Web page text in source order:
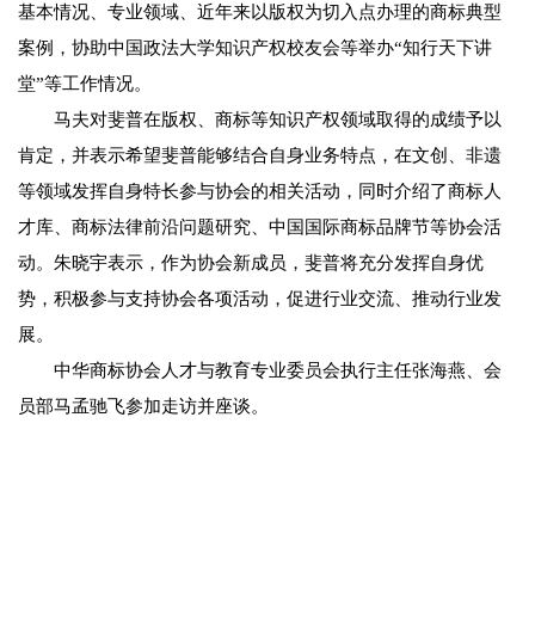
基本情况、专业领域、近年来以版权为切入点办理的商标典型
案例，协助中国政法大学知识产权校友会等举办“知行天下讲
堂”等工作情况。
马夫对斐普在版权、商标等知识产权领域取得的成绩予以
肯定，并表示希望斐普能够结合自身业务特点，在文创、非遗
等领域发挥自身特长参与协会的相关活动，同时介绍了商标人
才库、商标法律前沿问题研究、中国国际商标品牌节等协会活
动。朱晓宇表示，作为协会新成员，斐普将充分发挥自身优
势，积极参与支持协会各项活动，促进行业交流、推动行业发
展。
中华商标协会人才与教育专业委员会执行主任张海燕、会
员部马孟驰飞参加走访并座谈。